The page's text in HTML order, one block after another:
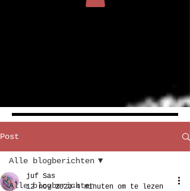
Post
Alle blogberichten
Alle blogberichten
juf Sas
12 nov 2023 4 minuten om te lezen